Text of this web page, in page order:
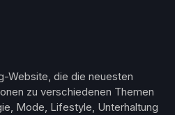
Website, die die neuesten
zu verschiedenen Themen
Mode, Lifestyle, Unterhaltung